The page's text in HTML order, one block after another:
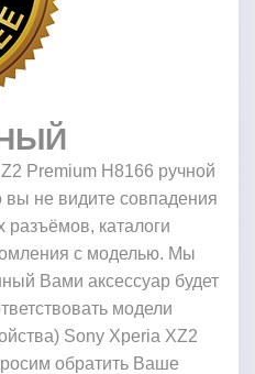
Premium H8166 ручной
не видите совпадения
разъёмов, каталоги
с моделью. Мы
Вами аксессуар будет
модели
Sony Xperia XZ2
обратить Ваше